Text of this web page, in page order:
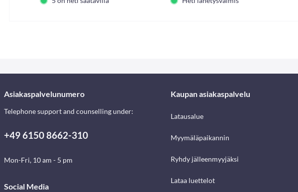
Asiakaspalvelunumero
Telephone support and counselling under:
+49 6150 8662-310
Mon-Fri, 10 am - 5 pm
Social Media
Kaupan asiakaspalvelu
Latausalue
Myymäläpaikannin
Ryhdy jälleenmyyjäksi
Lataa luettelot